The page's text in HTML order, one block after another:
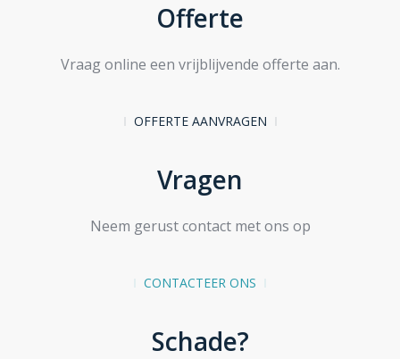
Offerte
Vraag online een vrijblijvende offerte aan.
OFFERTE AANVRAGEN
Vragen
Neem gerust contact met ons op
CONTACTEER ONS
Schade?